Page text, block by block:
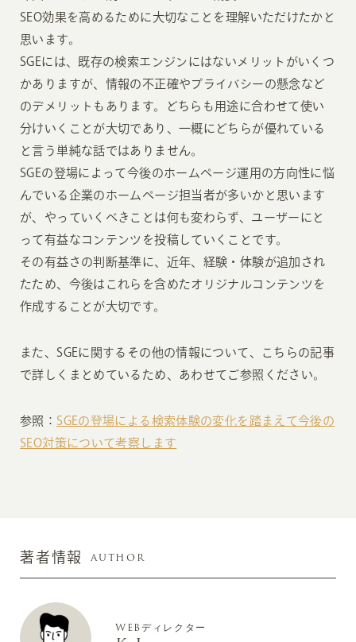
SEO効果を高めるために大切なことを理解いただけたかと
思います。
SGEには、既存の検索エンジンにはないメリットがいくつ
かありますが、情報の不正確やプライバシーの懸念など
のデメリットもあります。どちらも用途に合わせて使い
分けいくことが大切であり、一概にどちらが優れている
と言う単純な話ではありません。
SGEの登場によって今後のホームページ運用の方向性に悩
んでいる企業のホームページ担当者が多いかと思います
が、やっていくべきことは何も変わらず、ユーザーにと
って有益なコンテンツを投稿していくことです。
その有益さの判断基準に、近年、経験・体験が追加され
たため、今後はこれらを含めたオリジナルコンテンツを
作成することが大切です。
また、SGEに関するその他の情報について、こちらの記事
で詳しくまとめているため、あわせてご参照ください。
参照： SGEの登場による検索体験の変化を踏まえて今後の
SEO対策について考察します
著者情報 AUTHOR
WEBディレクター